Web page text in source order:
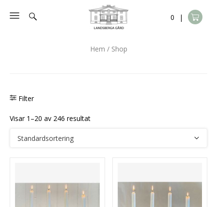
0
|
Hem / Shop
Filter
Visar 1–20 av 246 resultat